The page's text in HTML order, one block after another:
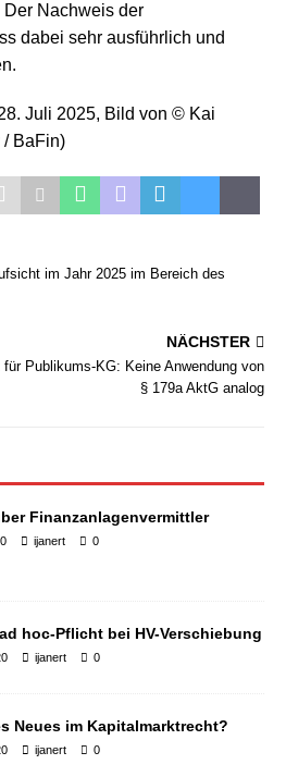
Der Nachweis der
dabei sehr ausführlich und
Juli 2025, Bild von © Kai
/ BaFin)
im Jahr 2025 im Bereich des
NÄCHSTER
Publikums-KG: Keine Anwendung von
§ 179a AktG analog
Finanzanlagenvermittler
ijanert 0
hoc-Pflicht bei HV-Verschiebung
ijanert 0
Neues im Kapitalmarktrecht?
ijanert 0